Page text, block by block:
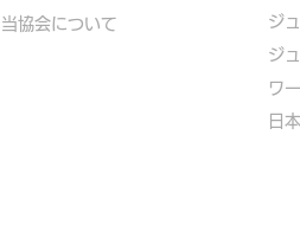
​当協会について
ジ
ジ
ワ
日